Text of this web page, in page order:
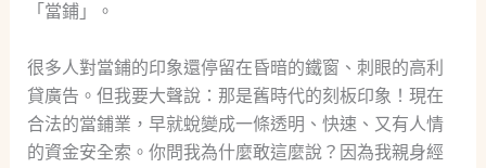
「當鋪」。
很多人對當鋪的印象還停留在昏暗的鐵窗、刺眼的高利
貸廣告。但我要大聲說：那是舊時代的刻板印象！現在
合法的當鋪業，早就蛻變成一條透明、快速、又有人情
的資金安全索。你問我為什麼敢這麼說？因為我親身經